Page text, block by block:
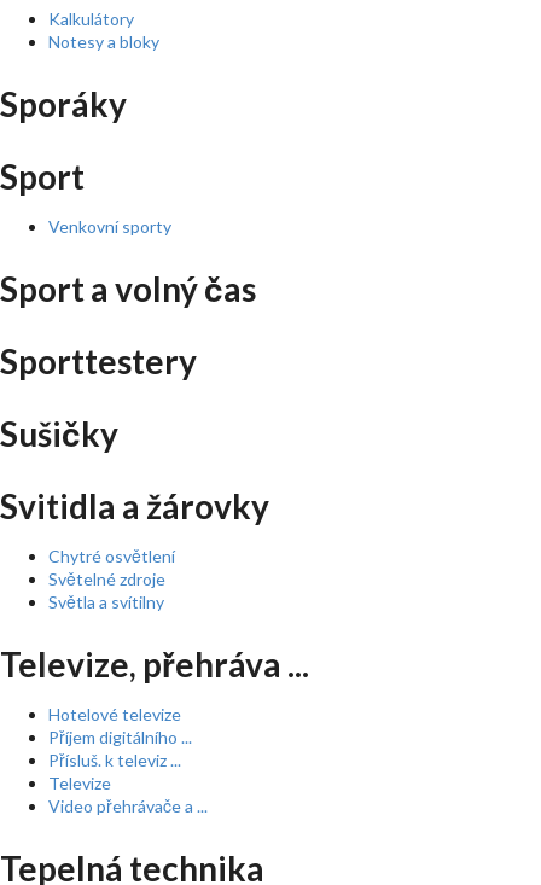
Kalkulátory
Notesy a bloky
Sporáky
Sport
Venkovní sporty
Sport a volný čas
Sporttestery
Sušičky
Svitidla a žárovky
Chytré osvětlení
Světelné zdroje
Světla a svítilny
Televize, přehráva ...
Hotelové televize
Příjem digitálního ...
Přísluš. k televiz ...
Televize
Video přehrávače a ...
Tepelná technika